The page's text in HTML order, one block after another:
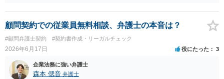
授業・言語コーチング」と明確に位置付け、サーフィンや農業体験、
工場見学等のアクティビティは、旅行商品ではなく授業に付随した無
償の交流・学習機会として整理すること。 ・宿泊・交通・レンタカー
等の契約主体および支払は常にクライアント本人と事業者の間で完結
させ、日本語講師は予約手続や支払の代理・媒介・取次・窓口を担わ
ないこと。 ・利用規約・免責条項では、①講師は旅行業者ではなく運
送・宿泊等のサービス提供者とは独立した立場であること、②参加者
顧問契約での従業員無料相談、弁護士の本音は？
#顧問弁護士契約 #契約書作成・リーガルチェック
2026年6月17日 役にたった 3
企業法務に強い弁護士
森本 偲音 弁護士